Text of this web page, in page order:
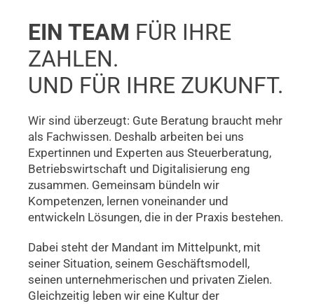
EIN TEAM FÜR IHRE
ZAHLEN.
UND FÜR IHRE ZUKUNFT.
Wir sind überzeugt: Gute Beratung braucht mehr
als Fachwissen. Deshalb arbeiten bei uns
Expertinnen und Experten aus Steuerberatung,
Betriebswirtschaft und Digitalisierung eng
zusammen. Gemeinsam bündeln wir
Kompetenzen, lernen voneinander und
entwickeln Lösungen, die in der Praxis bestehen.
Dabei steht der Mandant im Mittelpunkt, mit
seiner Situation, seinem Geschäftsmodell,
seinen unternehmerischen und privaten Zielen.
Gleichzeitig leben wir eine Kultur der